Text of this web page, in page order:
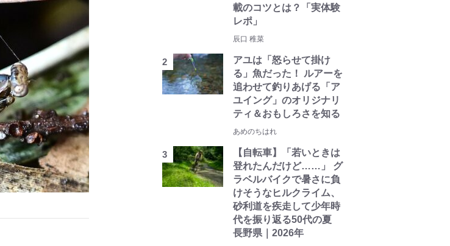
載のコツとは？「実体験
レポ」
辰口 稚菜
アユは「怒らせて掛け
る」魚だった！ ルアーを
追わせて釣りあげる「ア
ユイング」のオリジナリ
ティ＆おもしろさを知る
あめのちはれ
【自転車】「若いときは
登れたんだけど……」 グ
ラベルバイクで暑さに負
けそうなヒルクライム、
砂利道を疾走して少年時
代を振り返る50代の夏
長野県｜2026年